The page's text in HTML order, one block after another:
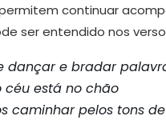
continuar
ser entendido nos
dançar e bradar
céu está no chão
caminhar pelos tons